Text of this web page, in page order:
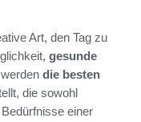
Art, den Tag zu
gesunde
die besten
die sowohl
einer